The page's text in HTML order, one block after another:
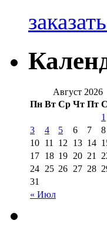
Август 2026
Пн Вт Ср Чт Пт
« Июл
1
3
4 5 6 7 8
10 11 12 13 14
17 18 19 20 21
24 25 26 27 28
31